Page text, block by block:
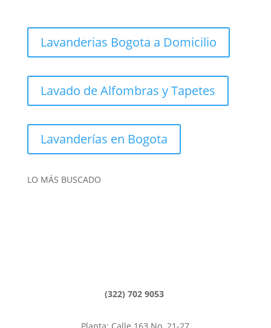
Lavanderias Bogota a Domicilio
Lavado de Alfombras y Tapetes
Lavanderías en Bogota
LO MÁS BUSCADO
(322) 702 9053